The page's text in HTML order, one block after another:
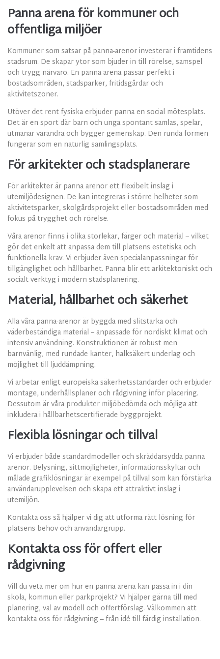
Panna arena för kommuner och
offentliga miljöer
Kommuner som satsar på panna-arenor investerar i framtidens
stadsrum. De skapar ytor som bjuder in till rörelse, samspel
och trygg närvaro. En panna arena passar perfekt i
bostadsområden, stadsparker, fritidsgårdar och
aktivitetszoner.
Utöver det rent fysiska erbjuder panna en social mötesplats.
Det är en sport där barn och unga spontant samlas, spelar,
utmanar varandra och bygger gemenskap. Den runda formen
fungerar som en naturlig samlingsplats.
För arkitekter och stadsplanerare
För arkitekter är panna arenor ett flexibelt inslag i
utemiljödesignen. De kan integreras i större helheter som
aktivitetsparker, skolgårdsprojekt eller bostadsområden med
fokus på trygghet och rörelse.
Våra arenor finns i olika storlekar, färger och material – vilket
gör det enkelt att anpassa dem till platsens estetiska och
funktionella krav. Vi erbjuder även specialanpassningar för
tillgänglighet och hållbarhet. Panna blir ett arkitektoniskt och
socialt verktyg i modern stadsplanering.
Material, hållbarhet och säkerhet
Alla våra panna-arenor är byggda med slitstarka och
väderbeständiga material – anpassade för nordiskt klimat och
intensiv användning. Konstruktionen är robust men
barnvänlig, med rundade kanter, halksäkert underlag och
möjlighet till ljuddämpning.
Vi arbetar enligt europeiska säkerhetsstandarder och erbjuder
montage, underhållsplaner och rådgivning inför placering.
Dessutom är våra produkter miljöbedömda och möjliga att
inkludera i hållbarhetscertifierade byggprojekt.
Flexibla lösningar och tillval
Vi erbjuder både standardmodeller och skräddarsydda panna
arenor. Belysning, sittmöjligheter, informationsskyltar och
målade grafiklösningar är exempel på tillval som kan förstärka
användarupplevelsen och skapa ett attraktivt inslag i
utemiljön.
Kontakta oss så hjälper vi dig att utforma rätt lösning för
platsens behov och användargrupp.
Kontakta oss för offert eller
rådgivning
Vill du veta mer om hur en panna arena kan passa in i din
skola, kommun eller parkprojekt? Vi hjälper gärna till med
planering, val av modell och offertförslag. Välkommen att
kontakta oss för rådgivning – från idé till färdig installation.